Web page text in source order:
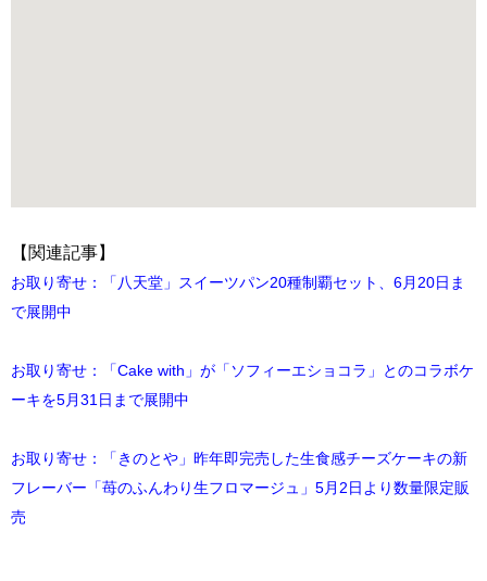
【関連記事】
お取り寄せ：「八天堂」スイーツパン20種制覇セット、6月20日ま
で展開中
お取り寄せ：「Cake with」が「ソフィーエショコラ」とのコラボケ
ーキを5月31日まで展開中
お取り寄せ：「きのとや」昨年即完売した生食感チーズケーキの新
フレーバー「苺のふんわり生フロマージュ」5月2日より数量限定販
売